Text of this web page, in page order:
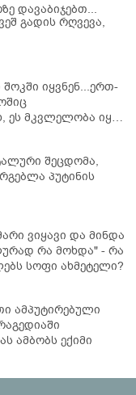
დავაბიჯებთ...
გადის რღვევა,
იყვნენ...ერთ-
ეს მკვლელობა იყო"
ტრაგედიის
შეცდომა,
პუტინის
ვიყავი და მინდა
რა მოხდა" - რა
სოფი ახმეტელი?
ამპუტირებული
ამბობს ექიმი